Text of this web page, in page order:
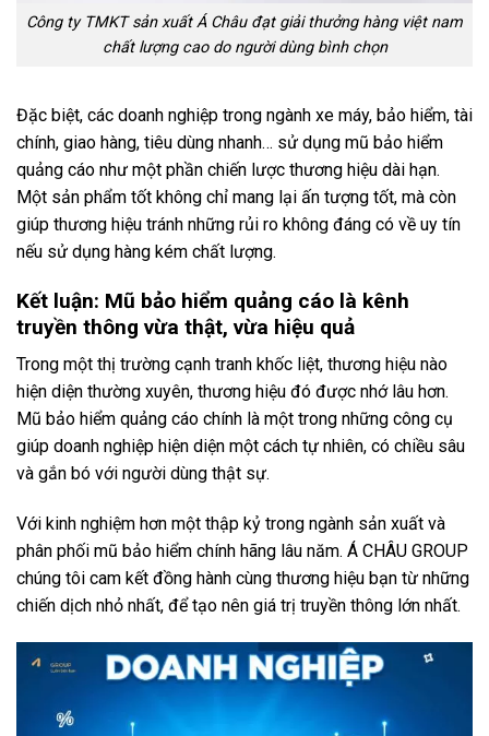
Công ty TMKT sản xuất Á Châu đạt giải thưởng hàng việt nam
chất lượng cao do người dùng bình chọn
Đặc biệt, các doanh nghiệp trong ngành xe máy, bảo hiểm, tài
chính, giao hàng, tiêu dùng nhanh… sử dụng mũ bảo hiểm
quảng cáo như một phần chiến lược thương hiệu dài hạn.
Một sản phẩm tốt không chỉ mang lại ấn tượng tốt, mà còn
giúp thương hiệu tránh những rủi ro không đáng có về uy tín
nếu sử dụng hàng kém chất lượng.
Kết luận: Mũ bảo hiểm quảng cáo là kênh
truyền thông vừa thật, vừa hiệu quả
Trong một thị trường cạnh tranh khốc liệt, thương hiệu nào
hiện diện thường xuyên, thương hiệu đó được nhớ lâu hơn.
Mũ bảo hiểm quảng cáo chính là một trong những công cụ
giúp doanh nghiệp hiện diện một cách tự nhiên, có chiều sâu
và gắn bó với người dùng thật sự.
Với kinh nghiệm hơn một thập kỷ trong ngành sản xuất và
phân phối mũ bảo hiểm chính hãng lâu năm. Á CHÂU GROUP
chúng tôi cam kết đồng hành cùng thương hiệu bạn từ những
chiến dịch nhỏ nhất, để tạo nên giá trị truyền thông lớn nhất.